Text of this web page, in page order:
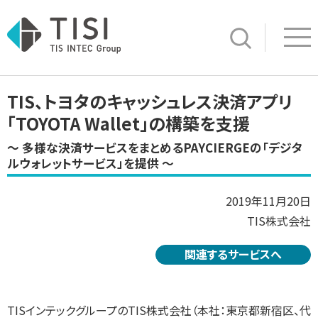
サイト内検索
TIS、トヨタのキャッシュレス決済アプリ
「TOYOTA Wallet」の構築を支援
～ 多様な決済サービスをまとめるPAYCIERGEの「デジタ
ルウォレットサービス」を提供 ～
2019年11月20日
TIS株式会社
関連するサービスへ
TISインテックグループのTIS株式会社（本社：東京都新宿区、代